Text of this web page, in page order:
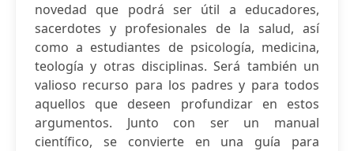
novedad que podrá ser útil a educadores,
sacerdotes y profesionales de la salud, así
como a estudiantes de psicología, medicina,
teología y otras disciplinas. Será también un
valioso recurso para los padres y para todos
aquellos que deseen profundizar en estos
argumentos. Junto con ser un manual
científico, se convierte en una guía para